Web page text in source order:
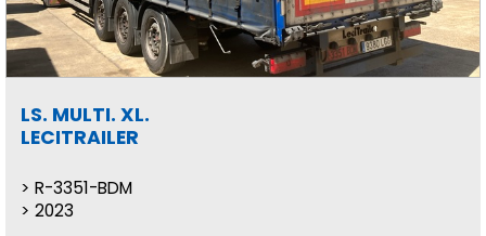
LS. MULTI. XL.
LECITRAILER
R-3351-BDM
2023